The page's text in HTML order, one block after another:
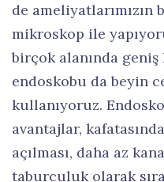
de
mikroskop ile
birçok alanında
endoskobu da beyin
kullanıyoruz.
avantajlar,
açılması, daha az
taburculuk olarak